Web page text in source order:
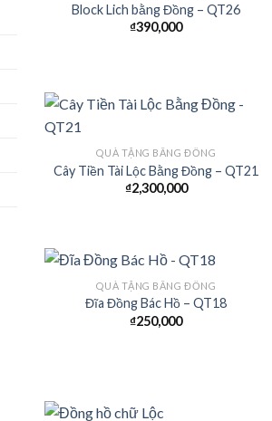
Block Lich bằng Đồng – QT26
₫390,000
Add to
QUÀ TẶNG BẰNG ĐỒNG
Cây Tiền Tài Lộc Bằng Đồng – QT21
₫2,300,000
QUÀ TẶNG BẰNG ĐỒNG
Đĩa Đồng Bác Hồ – QT18
₫250,000